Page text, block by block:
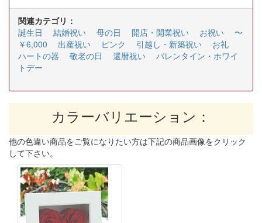
関連カテゴリ：
誕生日
結婚祝い 母の日 開店・開業祝い お祝い
〜
￥6,000
出産祝い ピンク 引越し・新築祝い
お礼
ハートの器
敬老の日 還暦祝い
バレンタイン・ホワイ
トデー
カラーバリエーション：
他の色違い商品をご覧になりたい方は下記の商品画像をクリック
して下さい。